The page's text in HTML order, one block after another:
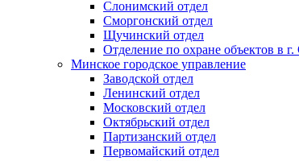
Слонимский отдел
Сморгонский отдел
Щучинский отдел
Отделение по охране объектов в
Минское городское управление
Заводской отдел
Ленинский отдел
Московский отдел
Октябрьский отдел
Партизанский отдел
Первомайский отдел